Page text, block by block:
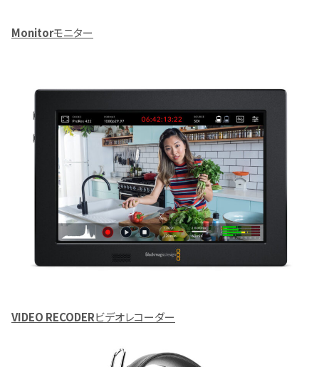
Monitorモニター
VIDEO RECODERビデオレコーダー